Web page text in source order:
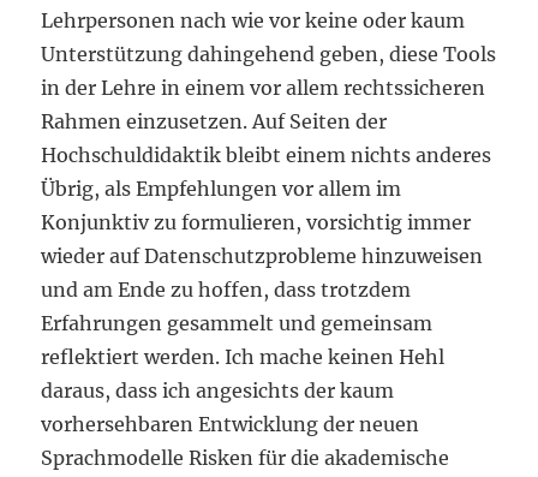
Lehrpersonen nach wie vor keine oder kaum
Unterstützung dahingehend geben, diese Tools
in der Lehre in einem vor allem rechtssicheren
Rahmen einzusetzen. Auf Seiten der
Hochschuldidaktik bleibt einem nichts anderes
Übrig, als Empfehlungen vor allem im
Konjunktiv zu formulieren, vorsichtig immer
wieder auf Datenschutzprobleme hinzuweisen
und am Ende zu hoffen, dass trotzdem
Erfahrungen gesammelt und gemeinsam
reflektiert werden. Ich mache keinen Hehl
daraus, dass ich angesichts der kaum
vorhersehbaren Entwicklung der neuen
Sprachmodelle Risken für die akademische